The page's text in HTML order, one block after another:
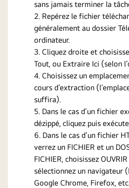
sans jamais terminer la
Repérez le fichier
généralement au dossier
ordinateur.
Cliquez droite et
Tout, ou Extraire Ici (selon
Choisissez un
cours d’extraction
suffira).
Dans le cas d’un fichier
dézippé, cliquez puis
Dans le cas d’un fichier
verrez un FICHIER et un
FICHIER, choisissez
sélectionnez un navigateur
Google Chrome, Firefox,